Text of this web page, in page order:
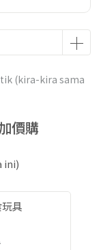
）
(kira-kira sama
價購
ini)
玩具